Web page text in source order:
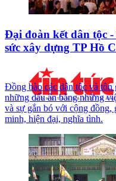
Đại đoàn kết dân tộc
sức xây dựng TP Hồ
Đồng bào các dân tộc và
những dấu ấn bằng những
và sự gắn bó với cộng đồng,
minh, hiện đại, nghĩa tình.